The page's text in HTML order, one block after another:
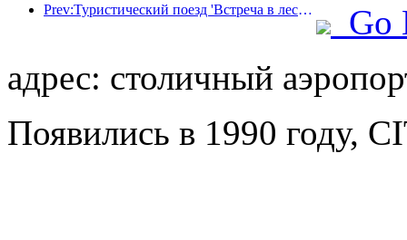
Prev:Туристический поезд 'Встреча в лесу Хулунбуир - Экспресс Дасинганлин - Поезд 'Звездный свет' - Путешествие в Тяньи' совершает свой первый рейс.
Go
адрес: столичный
Появились в 1990 году,